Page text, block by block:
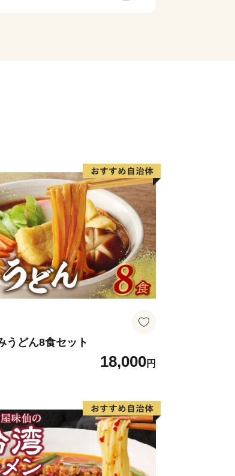
のグルメシティでもありま
の「食」も、この機会に知っ
税のお礼品には、こうしたつ
ご用意しています。お礼品を
方に知っていただきたいと思
うどん8食セット
18,000円